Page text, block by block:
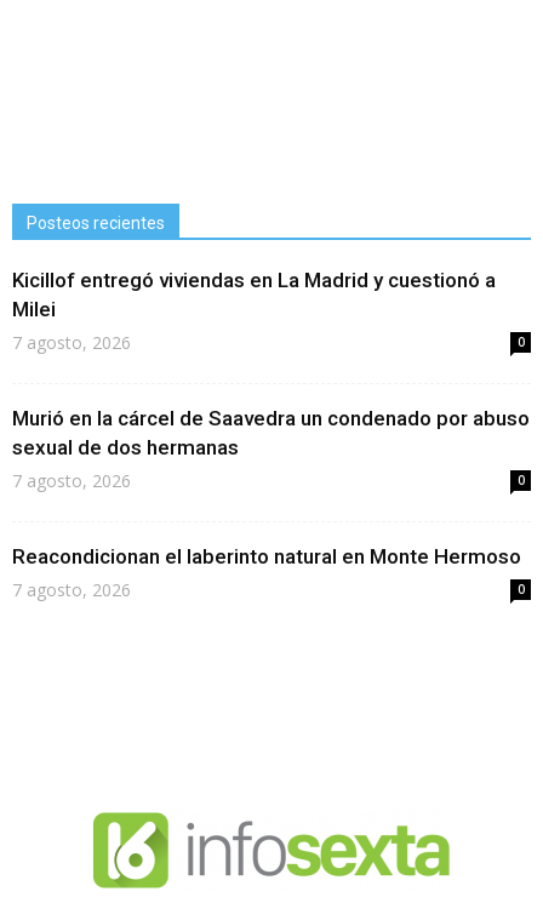
Posteos recientes
Kicillof entregó viviendas en La Madrid y cuestionó a
Milei
7 agosto, 2026 0
Murió en la cárcel de Saavedra un condenado por abuso
sexual de dos hermanas
7 agosto, 2026 0
Reacondicionan el laberinto natural en Monte Hermoso
7 agosto, 2026 0